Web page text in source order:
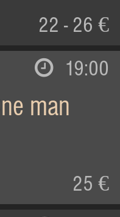
22 - 26 €
19:00
man
25 €